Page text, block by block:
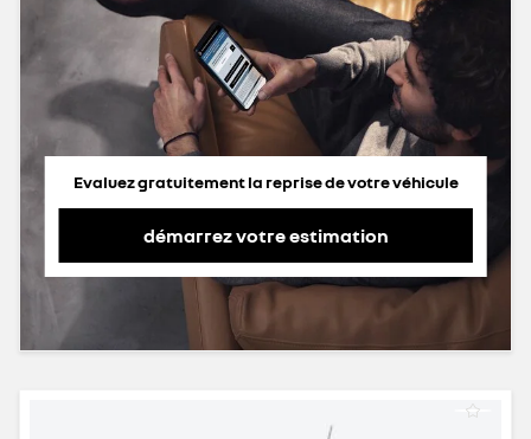
Evaluez gratuitement la reprise de votre véhicule
démarrez votre estimation